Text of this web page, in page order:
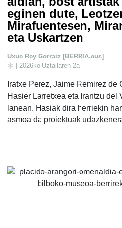
eginen dute,
Mirafuentesen,
eta Uskartzen
Uxue Rey Gorraiz [BERRIA.eus]
| 2026ko Uztailaren 2a
Iratxe Perez, Jaime Remirez de
Hasier Larretxea eta Irantzu del
lanean. Hasiak dira herriekin
asmoa da proiektuak